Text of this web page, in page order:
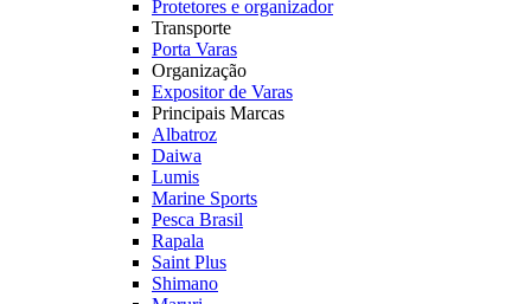
Protetores e organizador
Transporte
Porta Varas
Organização
Expositor de Varas
Principais Marcas
Albatroz
Daiwa
Lumis
Marine Sports
Pesca Brasil
Rapala
Saint Plus
Shimano